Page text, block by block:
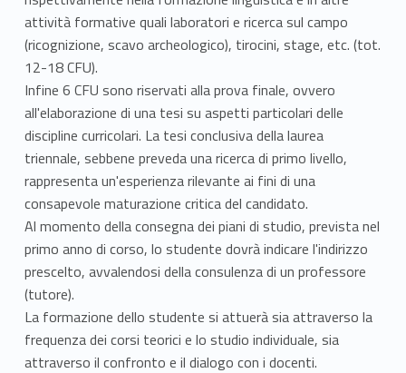
attività formative quali laboratori e ricerca sul campo
(ricognizione, scavo archeologico), tirocini, stage, etc. (tot.
12-18 CFU).
Infine 6 CFU sono riservati alla prova finale, ovvero
all'elaborazione di una tesi su aspetti particolari delle
discipline curricolari. La tesi conclusiva della laurea
triennale, sebbene preveda una ricerca di primo livello,
rappresenta un'esperienza rilevante ai fini di una
consapevole maturazione critica del candidato.
Al momento della consegna dei piani di studio, prevista nel
primo anno di corso, lo studente dovrà indicare l'indirizzo
prescelto, avvalendosi della consulenza di un professore
(tutore).
La formazione dello studente si attuerà sia attraverso la
frequenza dei corsi teorici e lo studio individuale, sia
attraverso il confronto e il dialogo con i docenti.